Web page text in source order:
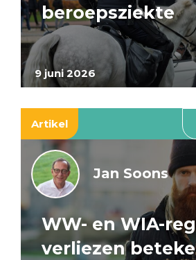
9 juni 2026
beroepsziekte
Artikel
Jan Soons
WW- en WIA-
verliezen